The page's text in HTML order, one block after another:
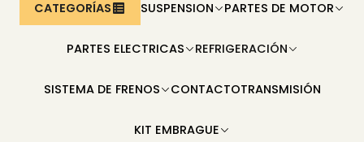
CATEGORÍAS SUSPENSION PARTES DE MOTOR
PARTES ELECTRICAS REFRIGERACIÓN
SISTEMA DE FRENOS CONTACTOTRANSMISIÓN
KIT EMBRAGUE